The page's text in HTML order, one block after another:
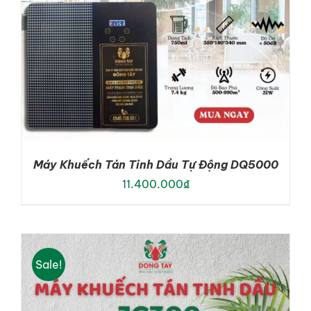
ADD TO CART / DETAILS
Máy Khuếch Tán Tinh Dầu Tự Động DQ5000
11.400.000₫
Sale!